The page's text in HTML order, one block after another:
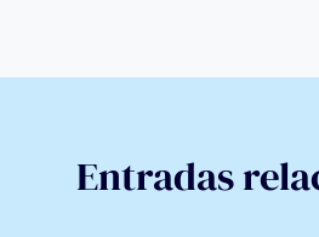
Entradas